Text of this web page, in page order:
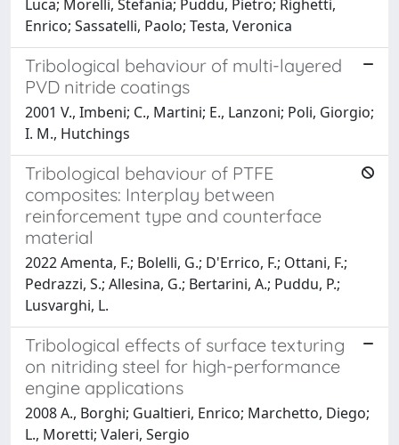
Luca; Morelli, Stefania; Puddu, Pietro; Righetti,
Enrico; Sassatelli, Paolo; Testa, Veronica
Tribological behaviour of multi-layered
PVD nitride coatings
2001 V., Imbeni; C., Martini; E., Lanzoni; Poli, Giorgio;
I. M., Hutchings
Tribological behaviour of PTFE
composites: Interplay between
reinforcement type and counterface
material
2022 Amenta, F.; Bolelli, G.; D'Errico, F.; Ottani, F.;
Pedrazzi, S.; Allesina, G.; Bertarini, A.; Puddu, P.;
Lusvarghi, L.
Tribological effects of surface texturing
on nitriding steel for high-performance
engine applications
2008 A., Borghi; Gualtieri, Enrico; Marchetto, Diego;
L., Moretti; Valeri, Sergio